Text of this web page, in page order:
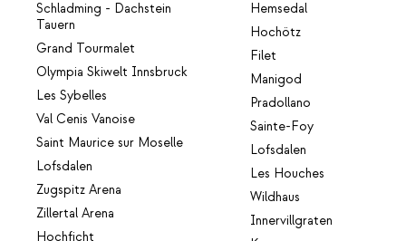
Schladming - Dachstein
Tauern
Grand Tourmalet
Olympia Skiwelt Innsbruck
Les Sybelles
Val Cenis Vanoise
Saint Maurice sur Moselle
Lofsdalen
Zugspitz Arena
Zillertal Arena
Hochficht
Hemsedal
Hochötz
Filet
Manigod
Pradollano
Sainte-Foy
Lofsdalen
Les Houches
Wildhaus
Innervillgraten